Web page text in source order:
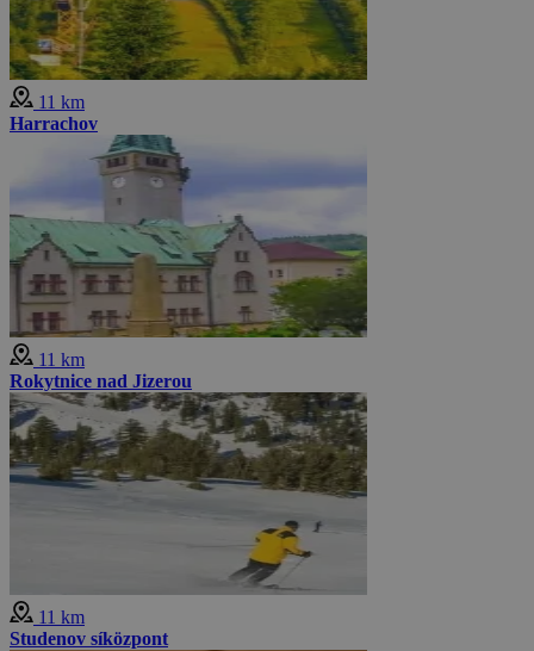
11 km
Harrachov
11 km
Rokytnice nad Jizerou
11 km
Studenov síközpont